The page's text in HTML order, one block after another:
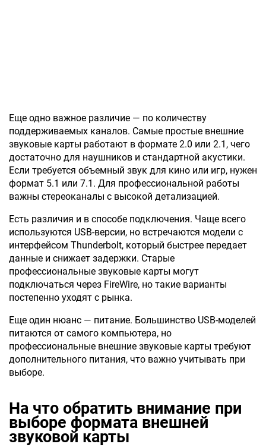
Еще одно важное различие — по количеству
поддерживаемых каналов. Самые простые внешние
звуковые карты работают в формате 2.0 или 2.1, чего
достаточно для наушников и стандартной акустики.
Если требуется объемный звук для кино или игр, нужен
формат 5.1 или 7.1. Для профессиональной работы
важны стереоканалы с высокой детализацией.
Есть различия и в способе подключения. Чаще всего
используются USB-версии, но встречаются модели с
интерфейсом Thunderbolt, который быстрее передает
данные и снижает задержки. Старые
профессиональные звуковые карты могут
подключаться через FireWire, но такие варианты
постепенно уходят с рынка.
Еще один нюанс — питание. Большинство USB-моделей
питаются от самого компьютера, но
профессиональные внешние звуковые карты требуют
дополнительного питания, что важно учитывать при
выборе.
На что обратить внимание при
выборе формата внешней
звуковой карты